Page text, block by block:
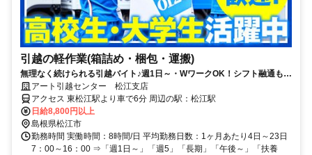
引越の軽作業(箱詰め・梱包・運搬)
無理なく続けられる引越バイト♪週1日～・WワークOK！シフト融通もバ
ッチリ◎髪色自由・給与全額手渡しなど待遇も◎
アート引越センター 松江支店
アクセス 東松江駅より車で6分 周辺の駅：松江駅
日給8,800円以上
島根県松江市
勤務時間 実働時間：8時間/日 平均勤務日数：1ヶ月あたり4日～23日
7：00～16：00 ⇒「週1日～」「週5」「長期」「午後～」「扶養